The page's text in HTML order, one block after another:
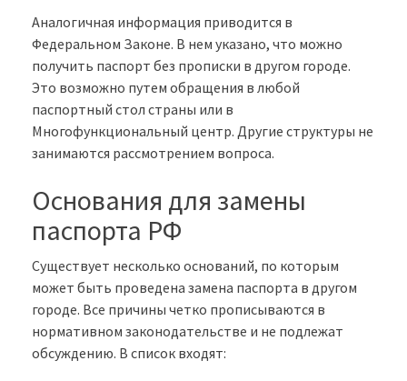
Аналогичная информация приводится в
Федеральном Законе. В нем указано, что можно
получить паспорт без прописки в другом городе.
Это возможно путем обращения в любой
паспортный стол страны или в
Многофункциональный центр. Другие структуры не
занимаются рассмотрением вопроса.
Основания для замены
паспорта РФ
Существует несколько оснований, по которым
может быть проведена замена паспорта в другом
городе. Все причины четко прописываются в
нормативном законодательстве и не подлежат
обсуждению. В список входят: